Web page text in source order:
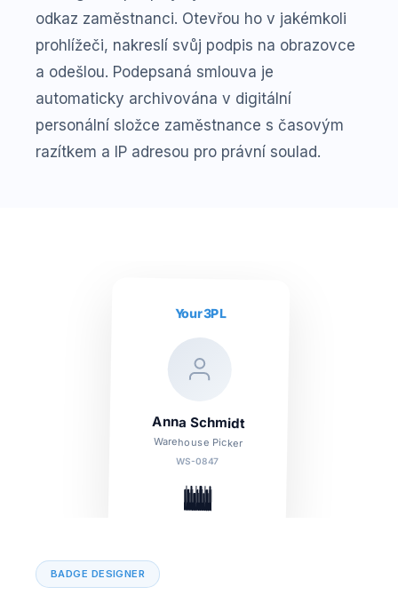
odkaz zaměstnanci. Otevřou ho v jakémkoli
prohlížeči, nakreslí svůj podpis na obrazovce
a odešlou. Podepsaná smlouva je
automaticky archivována v digitální
personální složce zaměstnance s časovým
razítkem a IP adresou pro právní soulad.
BADGE DESIGNER
Your3PL
Anna Schmidt
Warehouse Picker
WS-0847